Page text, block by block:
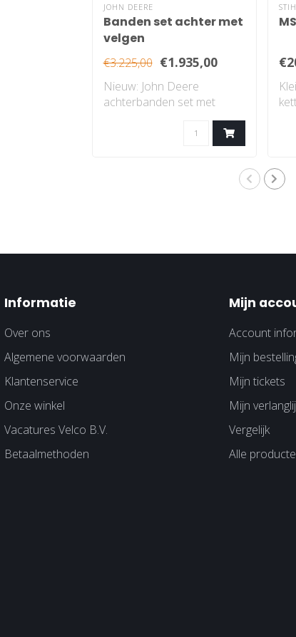
JOHN DEERE
Banden set achter met
velgen
€3.225,00 €1.935,00
Nieuw: John Deere
achterbanden set met
Informatie
Over ons
Algemene voorwaarden
Klantenservice
Onze winkel
Vacatures Velco B.V.
Betaalmethoden
Mijn
Account
Mijn
Mijn tickets
Mijn
Vergelijk
Alle